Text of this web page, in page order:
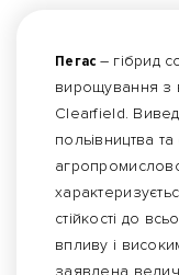
Пегас – гібрид
вирощування з
Clearfield.
польівництва
стійкості до
впливу і